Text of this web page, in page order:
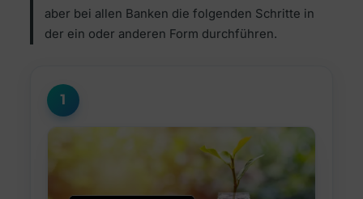
aber bei allen Banken die folgenden Schritte in
der ein oder anderen Form durchführen.
1